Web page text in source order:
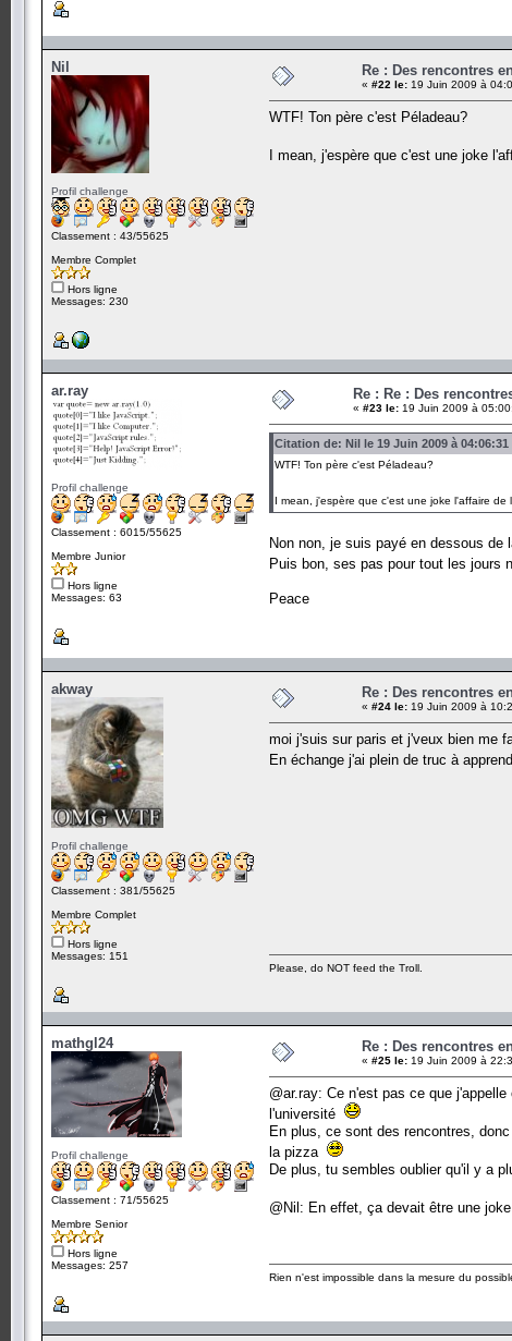
Nil
Profil challenge
Classement : 43/55625
Membre Complet
Hors ligne
Messages: 230
Re : Des rencontres
« #22 le: 19 Juin 2009 à
WTF! Ton père c'est Péladeau?
I mean, j'espère que c'est une joke
ar.ray
Profil challenge
Classement : 6015/55625
Membre Junior
Hors ligne
Messages: 63
Re : Re : Des
« #23 le: 19 Juin 2009 à
Citation de: Nil le 19 Juin 2009 à 04:06:31
WTF! Ton père c'est Péladeau?
I mean, j'espère que c'est une joke l'affaire
Non non, je suis payé en dessous de
Puis bon, ses pas pour tout les jours
Peace
akway
Profil challenge
Classement : 381/55625
Membre Complet
Hors ligne
Messages: 151
Re : Des rencontres
« #24 le: 19 Juin 2009 à
moi j'suis sur paris et j'veux bien me
En échange j'ai plein de truc à
Please, do NOT feed the Troll.
mathgl24
Profil challenge
Classement : 71/55625
Membre Senior
Hors ligne
Messages: 257
Re : Des rencontres
« #25 le: 19 Juin 2009 à
@ar.ray: Ce n'est pas ce que
l'université
En plus, ce sont des rencontres,
la pizza
De plus, tu sembles oublier qu'il y a
@Nil: En effet, ça devait être une joke
Rien n'est impossible dans la mesure du